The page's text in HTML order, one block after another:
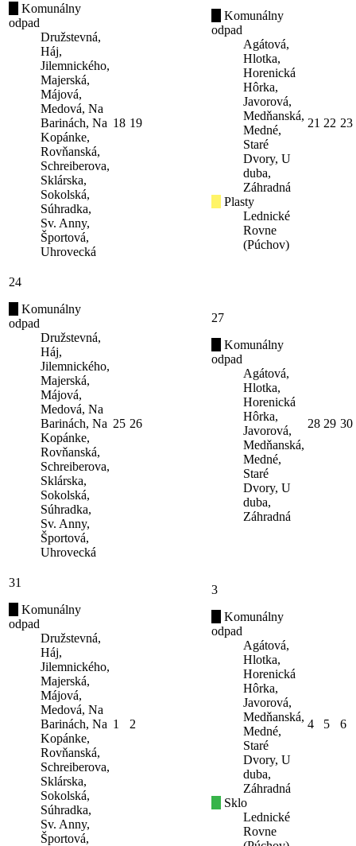
Komunálny
odpad
Družstevná,
Háj,
Jilemnického,
Majerská,
Májová,
Medová, Na
Barinách, Na
Kopánke,
Rovňanská,
Schreiberova,
Sklárska,
Sokolská,
Súhradka,
Sv. Anny,
Športová,
Uhrovecká
18 19
Komunálny
odpad
Agátová,
Hlotka,
Horenická
Hôrka,
Javorová,
Medňanská,
Medné,
Staré
Dvory, U
duba,
Záhradná
Plasty
Lednické
Rovne
(Púchov)
21 22 23
24
Komunálny
odpad
Družstevná,
Háj,
Jilemnického,
Majerská,
Májová,
Medová, Na
Barinách, Na
Kopánke,
Rovňanská,
Schreiberova,
Sklárska,
Sokolská,
Súhradka,
Sv. Anny,
Športová,
Uhrovecká
25 26
27
Komunálny
odpad
Agátová,
Hlotka,
Horenická
Hôrka,
Javorová,
Medňanská,
Medné,
Staré
Dvory, U
duba,
Záhradná
28 29 30
31
Komunálny
odpad
Družstevná,
Háj,
Jilemnického,
Majerská,
Májová,
Medová, Na
Barinách, Na
Kopánke,
Rovňanská,
Schreiberova,
Sklárska,
Sokolská,
Súhradka,
Sv. Anny,
Športová,
1 2
3
Komunálny
odpad
Agátová,
Hlotka,
Horenická
Hôrka,
Javorová,
Medňanská,
Medné,
Staré
Dvory, U
duba,
Záhradná
Sklo
Lednické
Rovne
4 5 6